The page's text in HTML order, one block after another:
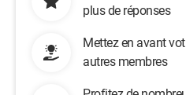
plus de réponses
Mettez en avant
autres membres